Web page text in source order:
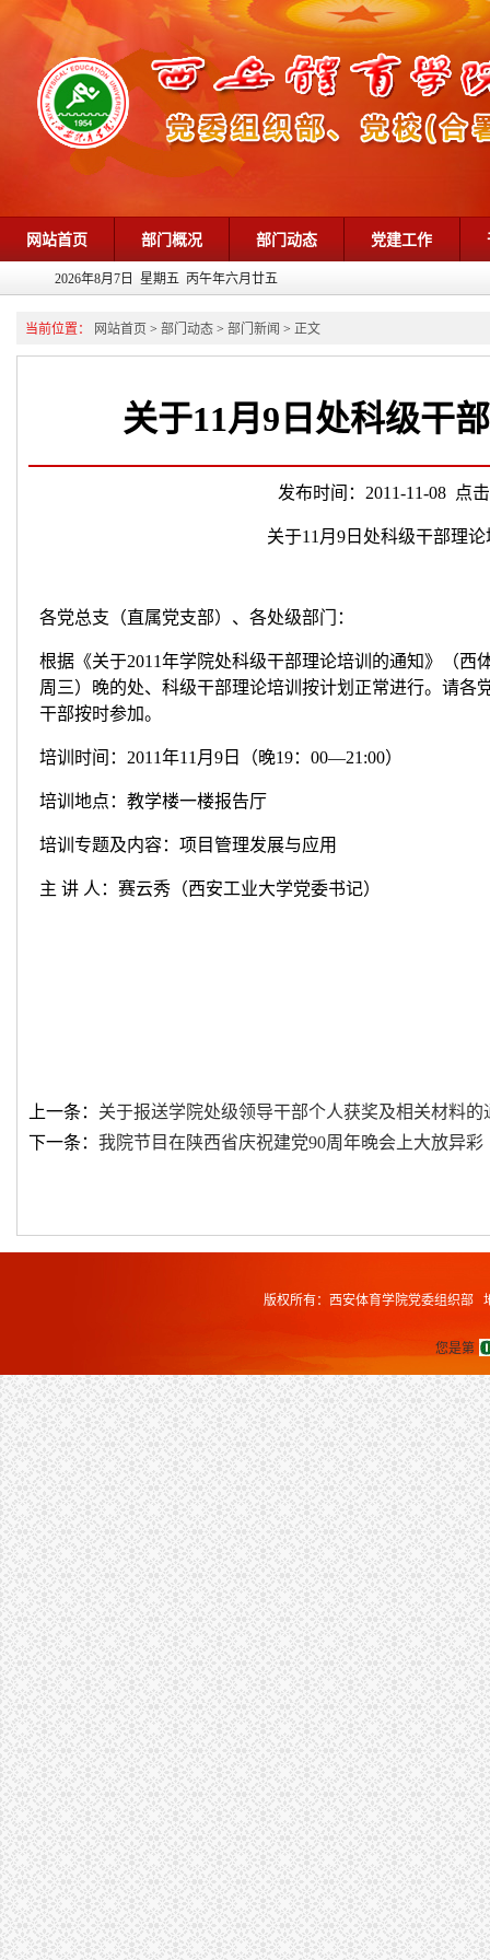
网站首页 部门概况 部门动态 党建工作
2026年8月7日 星期五 丙午年六月廿五
当前位置： 网站首页 > 部门动态 > 部门新闻 > 正文
关于11月9日处科级干
发布时间：2011-11-08 点
关于11月9日处科级干部理
各党总支（直属党支部）、各处级部门：
根据《关于2011年学院处科级干部理论培训的通知》（西
周三）晚的处、科级干部理论培训按计划正常进行。请各
干部按时参加。
培训时间：2011年11月9日（晚19：00—21:00）
培训地点：教学楼一楼报告厅
培训专题及内容：项目管理发展与应用
主 讲 人：赛云秀（西安工业大学党委书记）
上一条： 关于报送学院处级领导干部个人获奖及相关材料的
下一条： 我院节目在陕西省庆祝建党90周年晚会上大放异彩
版权所有：西安体育学院党委组织部
您是第